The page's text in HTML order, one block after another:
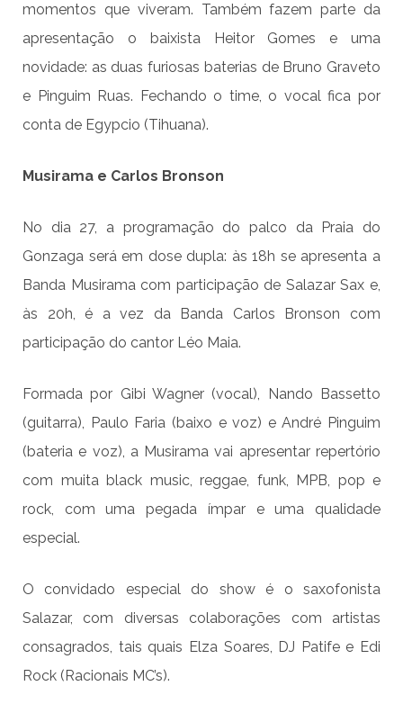
momentos que viveram. Também fazem parte da
apresentação o baixista Heitor Gomes e uma
novidade: as duas furiosas baterias de Bruno Graveto
e Pinguim Ruas. Fechando o time, o vocal fica por
conta de Egypcio (Tihuana).
Musirama e Carlos Bronson
No dia 27, a programação do palco da Praia do
Gonzaga será em dose dupla: às 18h se apresenta a
Banda Musirama com participação de Salazar Sax e,
às 20h, é a vez da Banda Carlos Bronson com
participação do cantor Léo Maia.
Formada por Gibi Wagner (vocal), Nando Bassetto
(guitarra), Paulo Faria (baixo e voz) e André Pinguim
(bateria e voz), a Musirama vai apresentar repertório
com muita black music, reggae, funk, MPB, pop e
rock, com uma pegada ímpar e uma qualidade
especial.
O convidado especial do show é o saxofonista
Salazar, com diversas colaborações com artistas
consagrados, tais quais Elza Soares, DJ Patife e Edi
Rock (Racionais MC’s).